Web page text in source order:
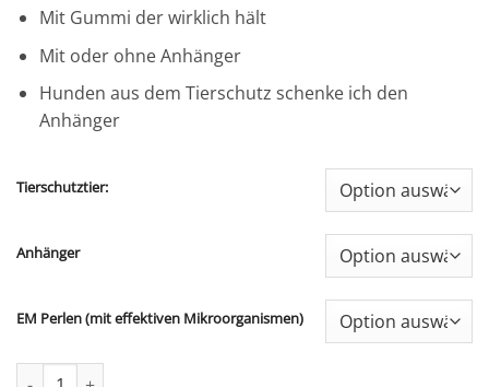
Mit Gummi der wirklich hält
Mit oder ohne Anhänger
Hunden aus dem Tierschutz schenke ich den
Anhänger
Tierschutztier:
Anhänger
EM Perlen (mit effektiven Mikroorganismen)
Heilsteinkette für Hunde Menge